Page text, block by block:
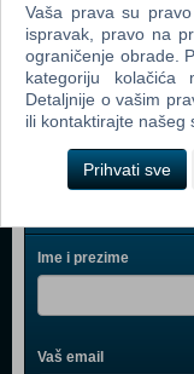
Boon - Lawn,
Bop It 2016
Ime i prezime
Vaš email
Vaša prava su
ispravak, pravo na
ograničenje obrade.
kategoriju kolačića
Detaljnije o vašim
ili kontaktirajte našeg
Prihvati sve